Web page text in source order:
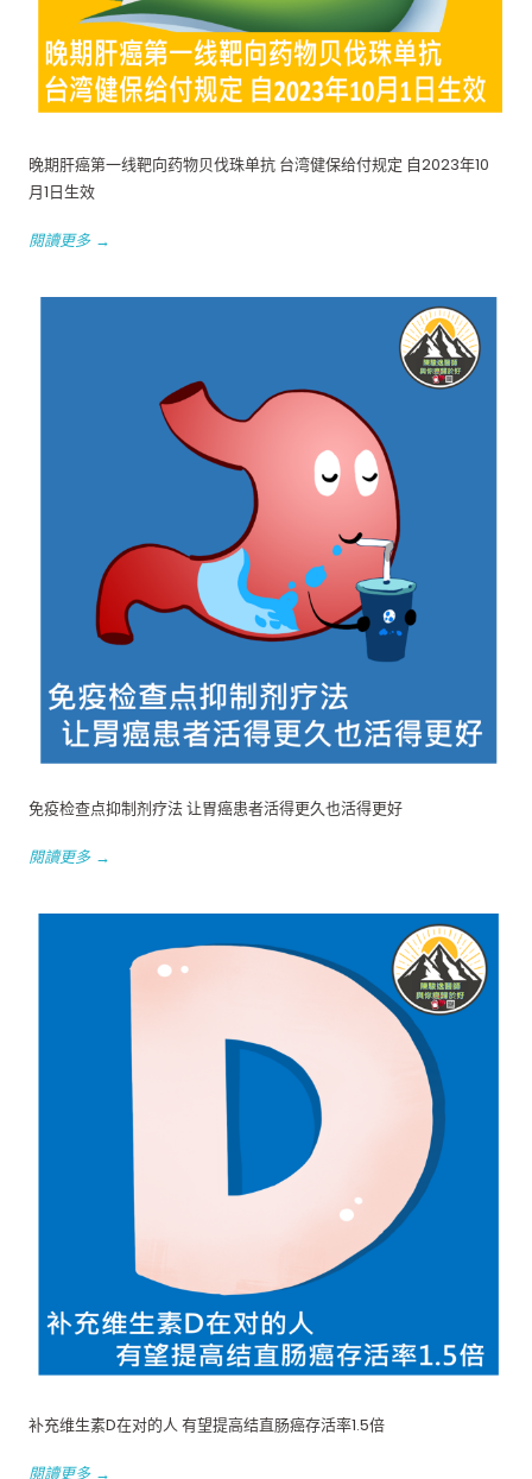
晚期肝癌第一线靶向药物贝伐珠单抗 台湾健保给付规定 自2023年10
月1日生效
閱讀更多 →
免疫检查点抑制剂疗法 让胃癌患者活得更久也活得更好
閱讀更多 →
补充维生素D在对的人 有望提高结直肠癌存活率1.5倍
閱讀更多 →